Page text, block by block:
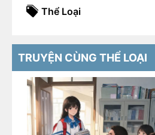
Thể Loại
TRUYỆN CÙNG THỂ LOẠI